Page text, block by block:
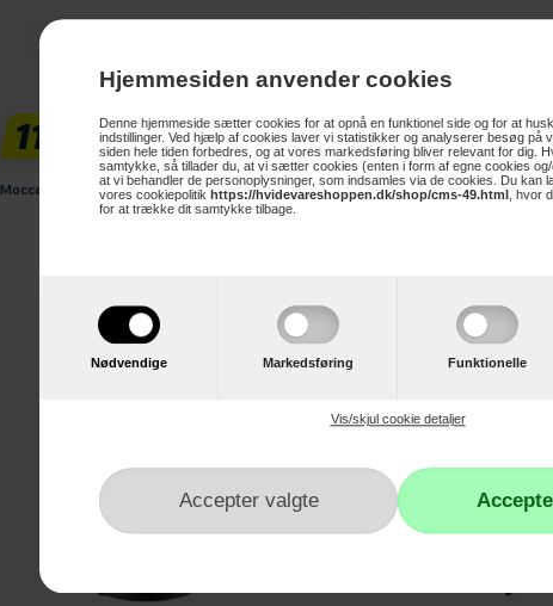
Hjemmesiden anvender cookies
Denne hjemmeside sætter cookies for at opnå en funktionel side og for at
indstillinger. Ved hjælp af cookies laver vi statistikker og analyserer besøg på
siden hele tiden forbedres, og at vores markedsføring bliver relevant for dig.
samtykke, så tillader du, at vi sætter cookies (enten i form af egne cookies
at vi behandler de personoplysninger, som indsamles via de cookies. Du kan
vores cookiepolitik https://hvidevareshoppen.dk/shop/cms-49.html , hvor
for at trække dit samtykke tilbage.
Nødvendige Markedsføring Funktionelle
Vis/skjul cookie detaljer
119,-
Moccamaster Måleske i stål
120,-
Stelton Vippeprop til